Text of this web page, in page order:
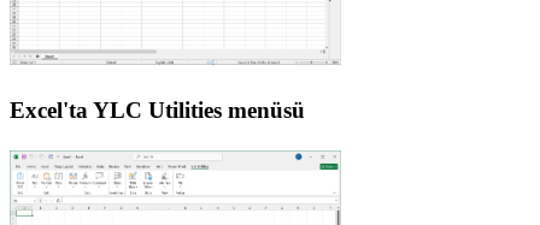
Excel'ta YLC Utilities menüsü